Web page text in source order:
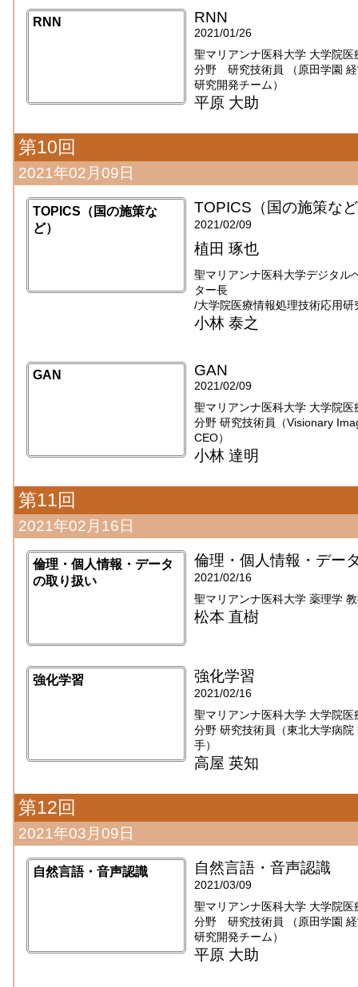
RNN RNN
2021/01/26
聖マリアンナ医科大学 大学院
分野 研究技術員 （原田学園
研究開発チーム）
平原 大助
第10回
2021年02月09日
TOPICS（国の施策な
ど）
TOPICS（国の施策な
2021/02/09
植田 琢也
聖マリアンナ医科大学デジタル
ター長
/大学院医療情報処理技術応用研
小林 泰之
GAN GAN
2021/02/09
聖マリアンナ医科大学 大学院
分野 研究技術員（Visionary
CEO）
小林 達明
第11回
2021年02月16日
倫理・個人情報・データ
の取り扱い
倫理・個人情報・デー
2021/02/16
聖マリアンナ医科大学 薬理学
松本 直樹
強化学習 強化学習
2021/02/16
聖マリアンナ医科大学 大学院
分野 研究技術員（東北大学病
手）
高屋 英知
第12回
2021年03月09日
自然言語・音声認識 自然言語・音声認識
2021/03/09
聖マリアンナ医科大学 大学院
分野 研究技術員 （原田学園
研究開発チーム）
平原 大助